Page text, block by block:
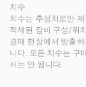
치수
치수는 추정치로만
적재된 장비 구성/위
경매 현장에서 방출
니다. 모든 치수는 구
서는 안 됩니다.